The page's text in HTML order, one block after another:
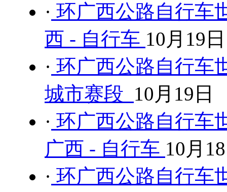
· 环广西公路自行车
西 - 自行车 10月19日
· 环广西公路自行车
城市赛段 10月19日
· 环广西公路自行车
广西 - 自行车 10月
· 环广西公路自行车